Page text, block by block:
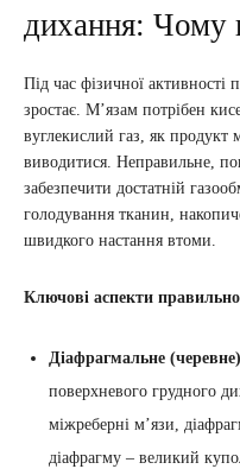
дихання: Чому
Під час фізичної активності
зростає. М’язам потрібен
вуглекислий газ, як продукт
виводитися. Неправильне,
забезпечити достатній
голодування тканин,
швидкого настання втоми.
Ключові аспекти
Діафрагмальне
поверхневого грудного
міжреберні м’язи,
діафрагму – великий